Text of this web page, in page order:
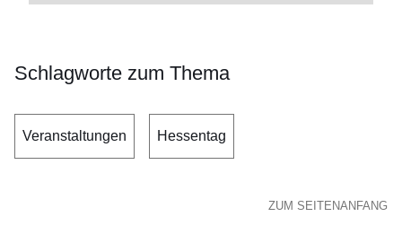
Schlagworte zum Thema
Veranstaltungen Hessentag
ZUM SEITENANFANG